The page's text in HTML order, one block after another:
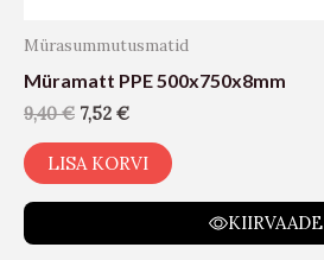
Mürasummutusmatid
Müramatt PPE 500x750x8mm
9,40€ 7,52 €
LISA KORVI
KIIRVAADE